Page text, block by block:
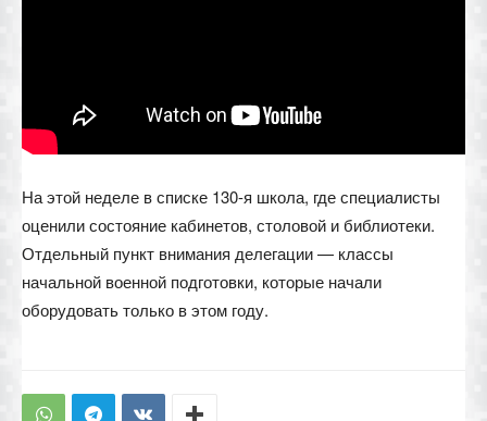
На этой неделе в списке 130-я школа, где специалисты
оценили состояние кабинетов, столовой и библиотеки.
Отдельный пункт внимания делегации — классы
начальной военной подготовки, которые начали
оборудовать только в этом году.